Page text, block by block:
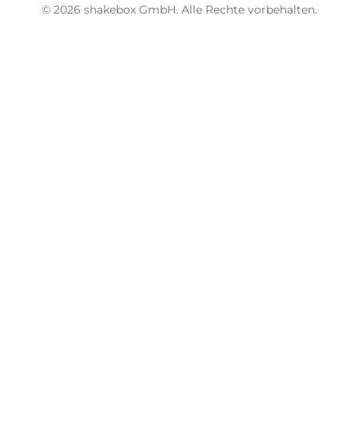
© 2026 shakebox GmbH. Alle Rechte vorbehalten.